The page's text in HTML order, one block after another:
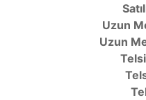
Uzun
Uzun